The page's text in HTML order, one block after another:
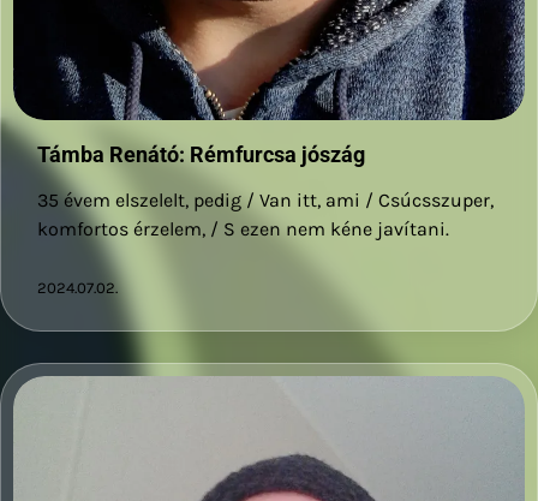
Támba Renátó: Rémfurcsa jószág
35 évem elszelelt, pedig / Van itt, ami / Csúcsszuper,
komfortos érzelem, / S ezen nem kéne javítani.
2024.07.02.